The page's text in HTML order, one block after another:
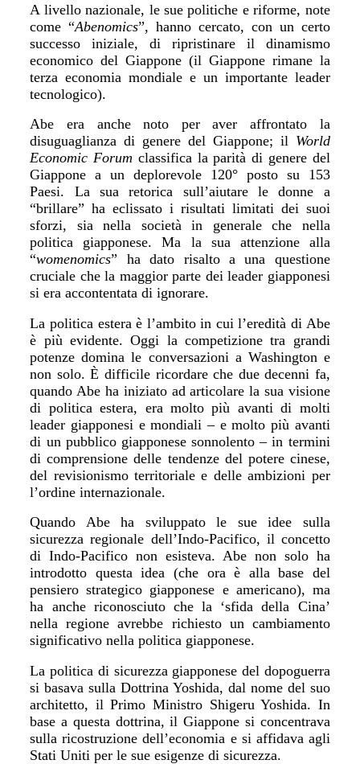
A livello nazionale, le sue politiche e riforme, note
come“Abenomics”, hanno cercato, con un certo
successo iniziale, di ripristinare il dinamismo
economico del Giappone (il Giappone rimane la
terza economia mondiale e un importante leader
tecnologico).
Abe era anche noto per aver affrontato la
disuguaglianza di genere del Giappone; il World
Economic Forum classifica la paritàdi genere del
Giappone a un deplorevole 120° posto su 153
Paesi. La sua retorica sull’aiutare le donne a
“brillare”ha eclissato i risultati limitati dei suoi
sforzi, sia nella societàin generale che nella
politica giapponese. Ma la sua attenzione alla
“womenomics” ha dato risalto a una questione
cruciale che la maggior parte dei leader giapponesi
si era accontentata di ignorare.
La politica estera è l’ambito in cui l’ereditàdi Abe
è più evidente. Oggi la competizione tra grandi
potenze domina le conversazioni a Washington e
non solo. È difficile ricordare che due decenni fa,
quando Abe ha iniziato ad articolare la sua visione
di politica estera, era molto più avanti di molti
leader giapponesi e mondiali – e molto più avanti
di un pubblico giapponese sonnolento – in termini
di comprensione delle tendenze del potere cinese,
del revisionismo territoriale e delle ambizioni per
l’ordine internazionale.
Quando Abe ha sviluppato le sue idee sulla
sicurezza regionale dell’Indo-Pacifico, il concetto
di Indo-Pacifico non esisteva. Abe non solo ha
introdotto questa idea (che ora è alla base del
pensiero strategico giapponese e americano), ma
ha anche riconosciuto che la ‘sfida della Cina’
nella regione avrebbe richiesto un cambiamento
significativo nella politica giapponese.
La politica di sicurezza giapponese del dopoguerra
si basava sulla Dottrina Yoshida, dal nome del suo
architetto, il Primo Ministro Shigeru Yoshida. In
base a questa dottrina, il Giappone si concentrava
sulla ricostruzione dell’economia e si affidava agli
Stati Uniti per le sue esigenze di sicurezza.